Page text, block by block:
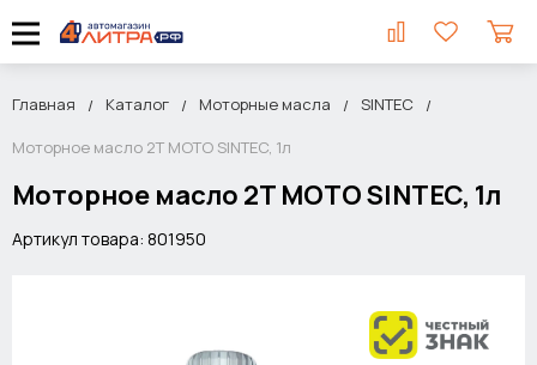
Главная Каталог Моторные масла
SINTEC
Моторное масло 2T MOTO SINTEC, 1л
Моторное масло 2T MOTO SINTEC, 1л
Артикул товара: 801950